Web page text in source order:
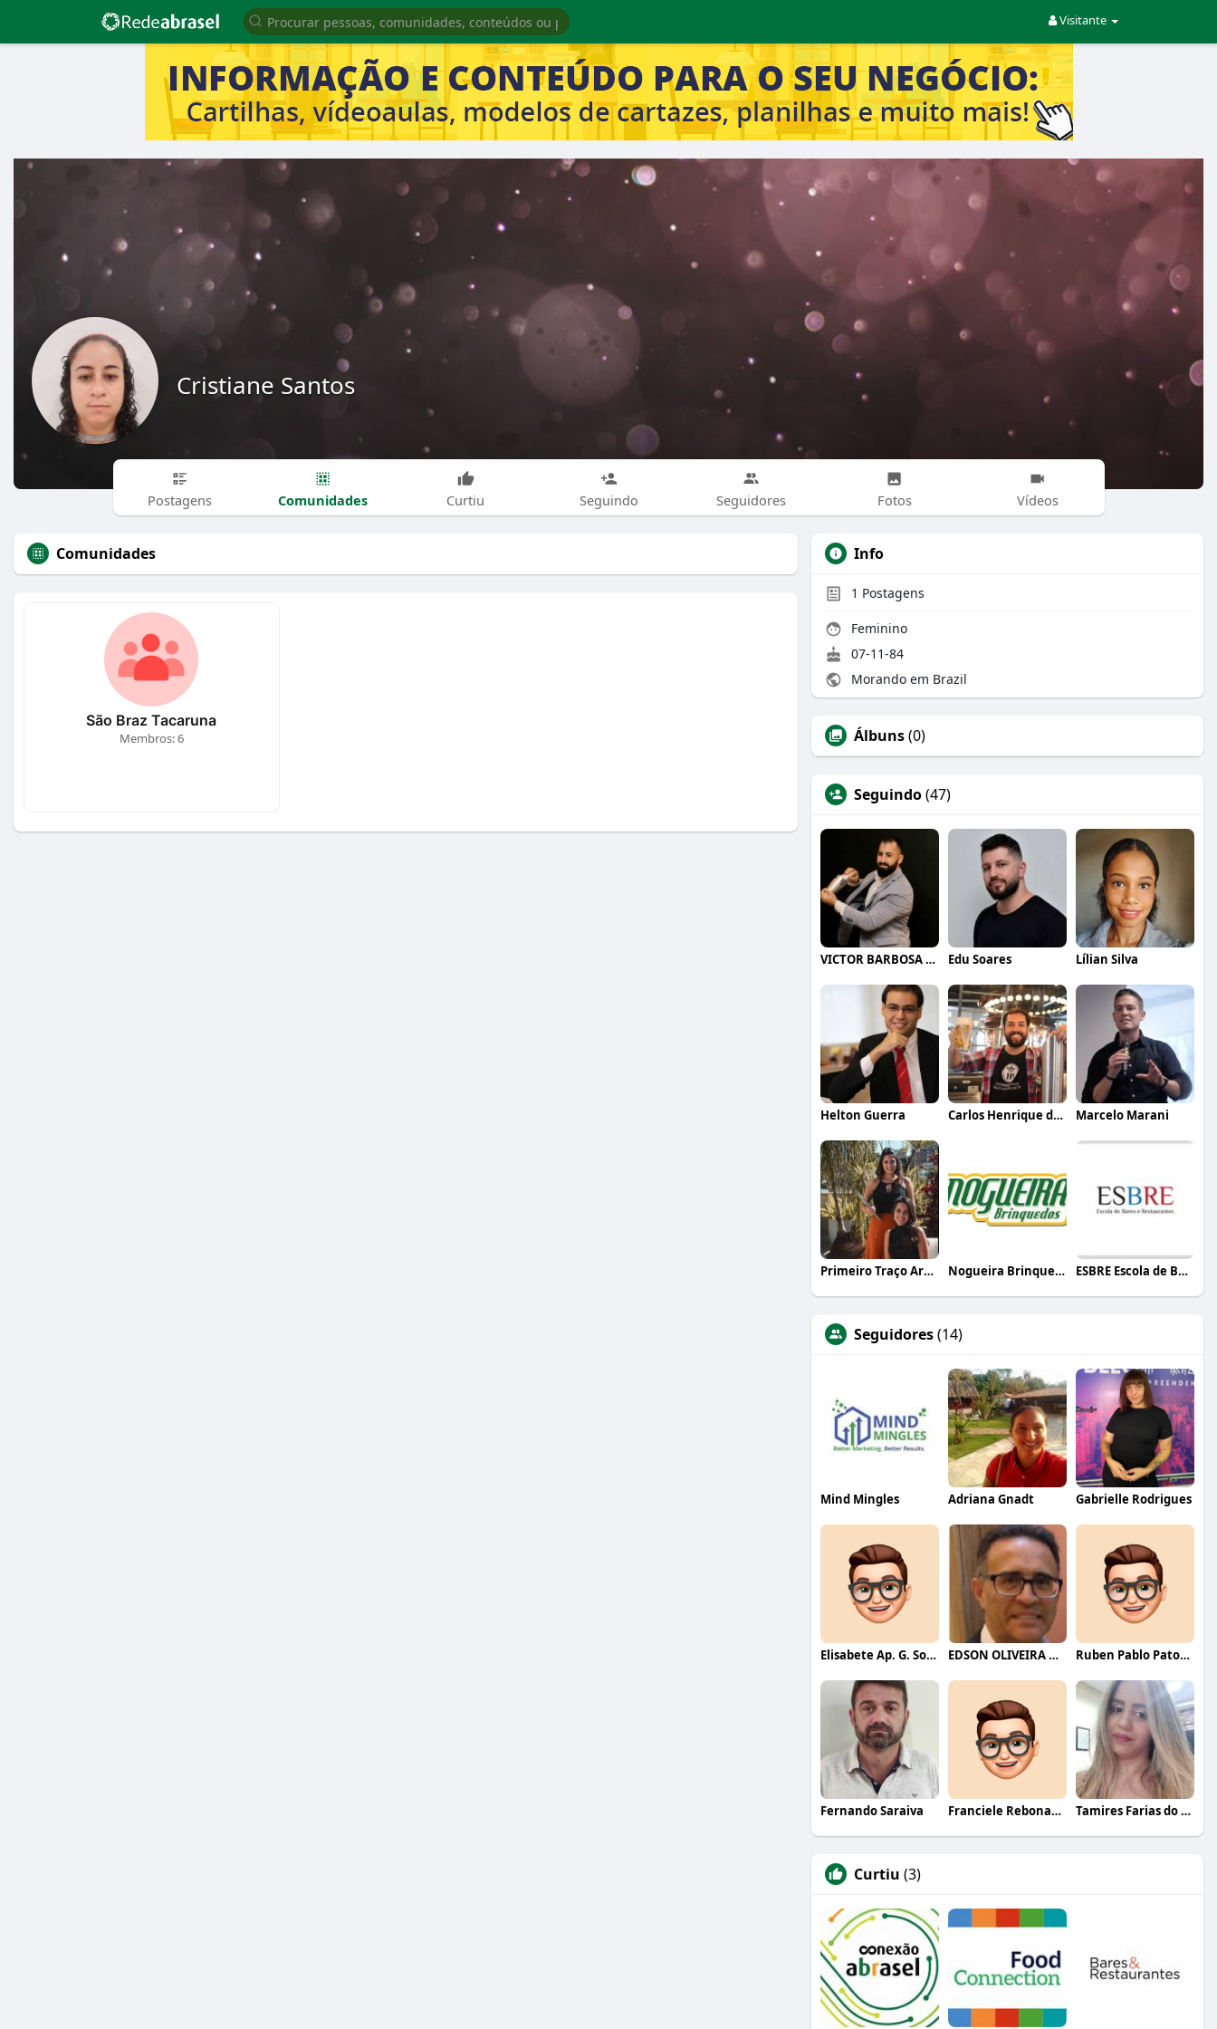
Visitante
Cristiane Santos
Postagens Comunidades Curtiu Seguindo Seguidores Fotos Vídeos
Comunidades
São Braz Tacaruna
Membros: 6
Info
1 Postagens
Feminino
07-11-84
Morando em Brazil
Álbuns(0)
Seguindo(47)
VICTOR BARBOSA QUARANTA Edu Soares Lílian Silva
Helton Guerra Carlos Henrique de Faria Vasconcelos Marcelo Marani
Primeiro Traço Arquitetura Nogueira Brinquedos ESBRE Escola de Bares e Restaurantes
Seguidores(14)
Mind Mingles Adriana Gnadt Gabrielle Rodrigues
Elisabete Ap. G. Souza EDSON OLIVEIRA MACIEL Ruben Pablo Patorniti
Fernando Saraiva Franciele Rebonatto Tamires Farias do Nascimento
Curtiu (3)